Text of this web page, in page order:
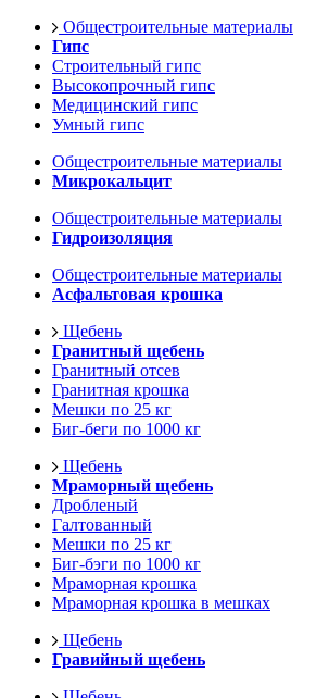
Общестроительные материалы
Гипс
Строительный гипс
Высокопрочный гипс
Медицинский гипс
Умный гипс
Общестроительные материалы
Микрокальцит
Общестроительные материалы
Гидроизоляция
Общестроительные материалы
Асфальтовая крошка
Щебень
Гранитный щебень
Гранитный отсев
Гранитная крошка
Мешки по 25 кг
Биг-беги по 1000 кг
Щебень
Мраморный щебень
Дробленый
Галтованный
Мешки по 25 кг
Биг-бэги по 1000 кг
Мраморная крошка
Мраморная крошка в мешках
Щебень
Гравийный щебень